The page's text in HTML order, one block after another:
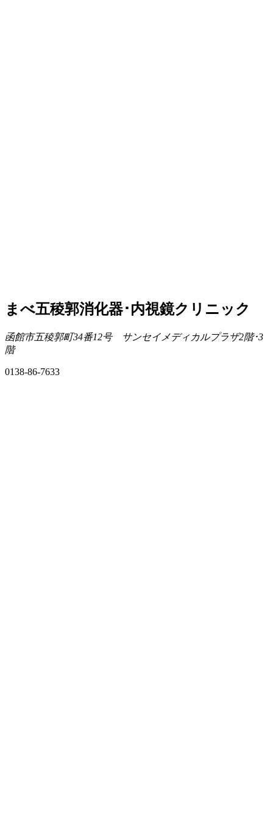
まべ五稜郭消化器･内視鏡クリニック
函館市五稜郭町34番12号 サンセイメディカルプラザ2階･3
階
0138-86-7633